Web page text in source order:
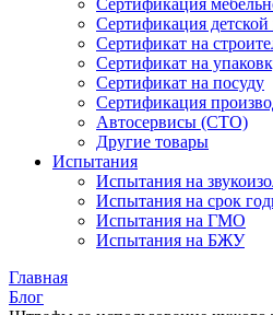
Сертификация
Сертификация
Сертификат на
Сертификат на
Сертификат на посуду
Сертификация
Автосервисы (СТО)
Другие товары
Испытания
Испытания на
Испытания на срок
Испытания на ГМО
Испытания на БЖУ
Главная
Блог